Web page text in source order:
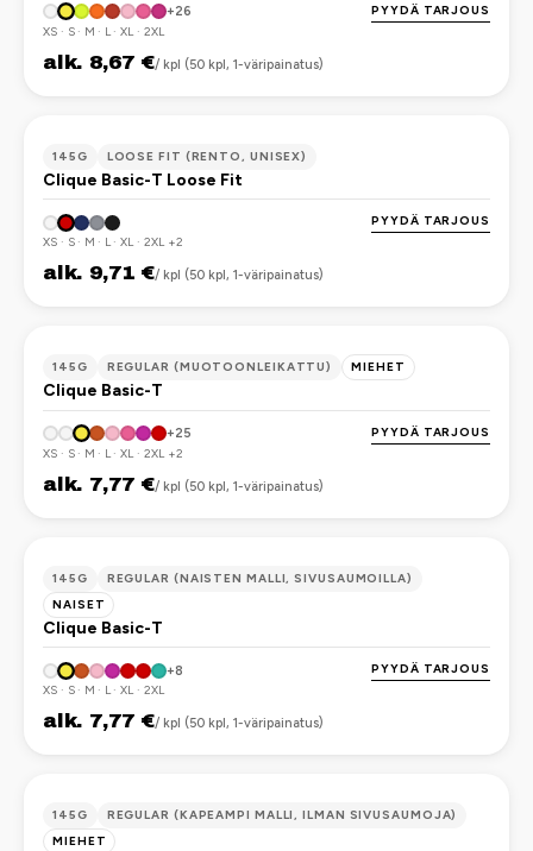
+26
PYYDÄ TARJOUS
XS · S · M · L · XL · 2XL
alk. 8,67 €/ kpl (50 kpl, 1-väripainatus)
OEKO-TEX
145G LOOSE FIT (RENTO, UNISEX)
Clique Basic-T Loose Fit
PYYDÄ TARJOUS
XS · S · M · L · XL · 2XL +2
alk. 9,71 €/ kpl (50 kpl, 1-väripainatus)
OEKO-TEX
145G REGULAR (MUOTOONLEIKATTU) MIEHET
Clique Basic-T
+25
PYYDÄ TARJOUS
XS · S · M · L · XL · 2XL +2
alk. 7,77 €/ kpl (50 kpl, 1-väripainatus)
OEKO-TEX
145G
REGULAR (NAISTEN MALLI, SIVUSAUMOILLA)
NAISET
Clique Basic-T
+8
PYYDÄ TARJOUS
XS · S · M · L · XL · 2XL
alk. 7,77 €/ kpl (50 kpl, 1-väripainatus)
OEKO-TEX
145G
REGULAR (KAPEAMPI MALLI, ILMAN SIVUSAUMOJA)
MIEHET